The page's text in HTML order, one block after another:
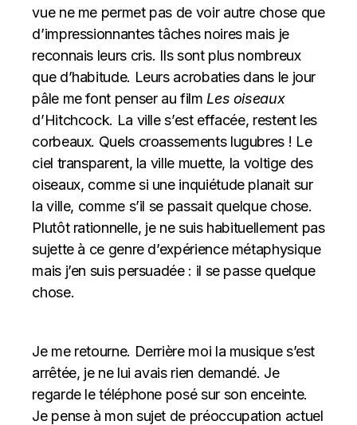
vue ne me permet pas de voir autre chose que
d’impressionnantes tâches noires mais je
reconnais leurs cris. Ils sont plus nombreux
que d’habitude. Leurs acrobaties dans le jour
pâle me font penser au film Les oiseaux
d’Hitchcock. La ville s’est effacée, restent les
corbeaux. Quels croassements lugubres ! Le
ciel transparent, la ville muette, la voltige des
oiseaux, comme si une inquiétude planait sur
la ville, comme s’il se passait quelque chose.
Plutôt rationnelle, je ne suis habituellement pas
sujette à ce genre d’expérience métaphysique
mais j’en suis persuadée : il se passe quelque
chose.
Je me retourne. Derrière moi la musique s’est
arrêtée, je ne lui avais rien demandé. Je
regarde le téléphone posé sur son enceinte.
Je pense à mon sujet de préoccupation actuel